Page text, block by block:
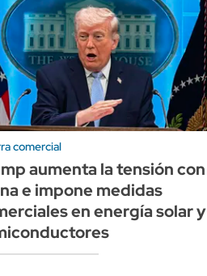
comercial
aumenta la tensión con
e impone medidas
en energía solar y